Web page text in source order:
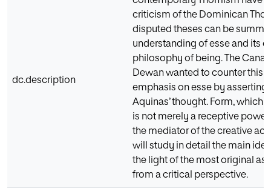
dc.description
criticism of the Dominican
disputed theses can be
understanding of esse and its
philosophy of being. The
Dewan wanted to counter this
emphasis on esse by asserting
Aquinas’ thought. Form, which
is not merely a receptive
the mediator of the creative act
will study in detail the main
the light of the most original
from a critical perspective.